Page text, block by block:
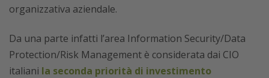
organizzativa aziendale.
Da una parte infatti l’area Information Security/Data
Protection/Risk Management è considerata dai CIO
italiani la seconda priorità di investimento